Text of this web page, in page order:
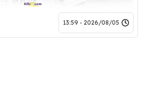
2026/08/05 - 13:59